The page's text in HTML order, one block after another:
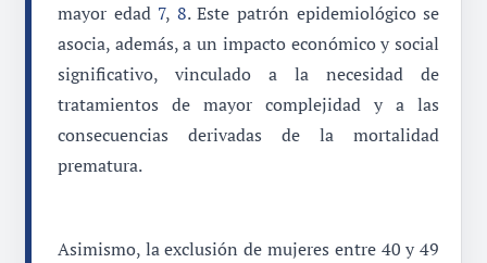
mayor edad 7, 8. Este patrón epidemiológico se
asocia, además, a un impacto económico y social
significativo, vinculado a la necesidad de
tratamientos de mayor complejidad y a las
consecuencias derivadas de la mortalidad
prematura.
Asimismo, la exclusión de mujeres entre 40 y 49